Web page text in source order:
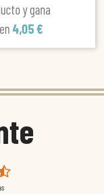
y gana
4,05 €